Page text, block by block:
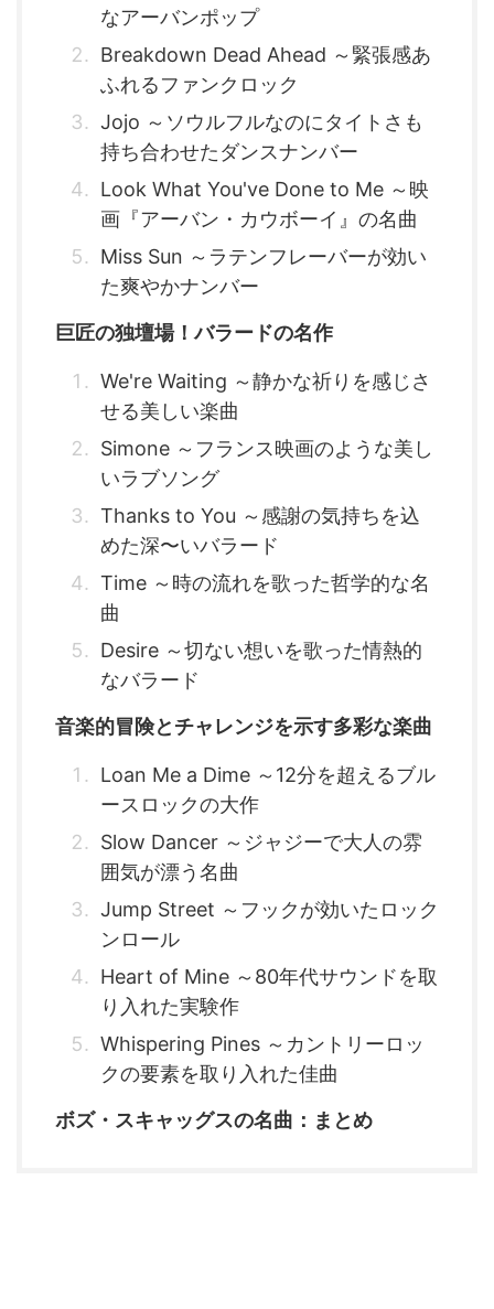
なアーバンポップ
Breakdown Dead Ahead ～緊張感あ
ふれるファンクロック
Jojo ～ソウルフルなのにタイトさも
持ち合わせたダンスナンバー
Look What You've Done to Me ～映
画『アーバン・カウボーイ』の名曲
Miss Sun ～ラテンフレーバーが効い
た爽やかナンバー
巨匠の独壇場！バラードの名作
We're Waiting ～静かな祈りを感じさ
せる美しい楽曲
Simone ～フランス映画のような美し
いラブソング
Thanks to You ～感謝の気持ちを込
めた深〜いバラード
Time ～時の流れを歌った哲学的な名
曲
Desire ～切ない想いを歌った情熱的
なバラード
音楽的冒険とチャレンジを示す多彩な楽曲
Loan Me a Dime ～12分を超えるブル
ースロックの大作
Slow Dancer ～ジャジーで大人の雰
囲気が漂う名曲
Jump Street ～フックが効いたロック
ンロール
Heart of Mine ～80年代サウンドを取
り入れた実験作
Whispering Pines ～カントリーロッ
クの要素を取り入れた佳曲
ボズ・スキャッグスの名曲：まとめ